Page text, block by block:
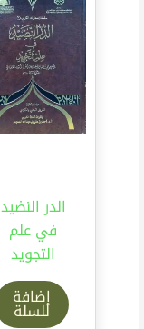
الدر النضيد
في علم
التجويد
إضافة
للسلة